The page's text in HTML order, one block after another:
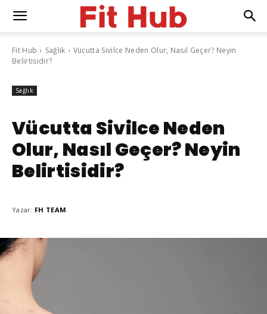
Fit Hub Sağlık
Vücutta Sivilce Neden Olur, Nasıl Geçer? Neyin
Belirtisidir?
Sağlık
Vücutta Sivilce Neden
Olur, Nasıl Geçer? Neyin
Belirtisidir?
Yazar: FH TEAM